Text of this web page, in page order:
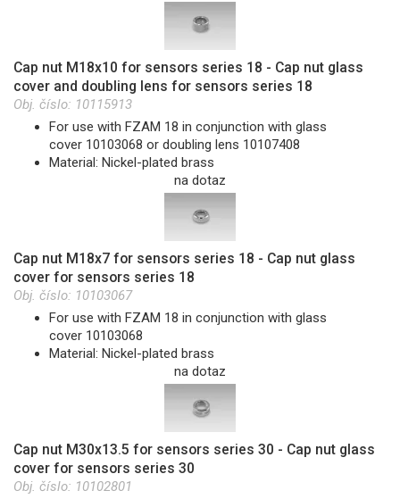
Cap nut M18x10 for sensors series 18 - Cap nut glass
cover and doubling lens for sensors series 18
Obj. číslo: 10115913
For use with FZAM 18 in conjunction with glass
cover 10103068 or doubling lens 10107408
Material: Nickel-plated brass
na dotaz
Cap nut M18x7 for sensors series 18 - Cap nut glass
cover for sensors series 18
Obj. číslo: 10103067
For use with FZAM 18 in conjunction with glass
cover 10103068
Material: Nickel-plated brass
na dotaz
Cap nut M30x13.5 for sensors series 30 - Cap nut glass
cover for sensors series 30
Obj. číslo: 10102801